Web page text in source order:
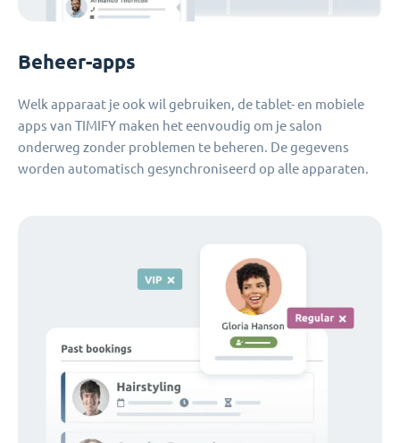
Beheer-apps
Welk apparaat je ook wil gebruiken, de tablet- en mobiele
apps van TIMIFY maken het eenvoudig om je salon
onderweg zonder problemen te beheren. De gegevens
worden automatisch gesynchroniseerd op alle apparaten.